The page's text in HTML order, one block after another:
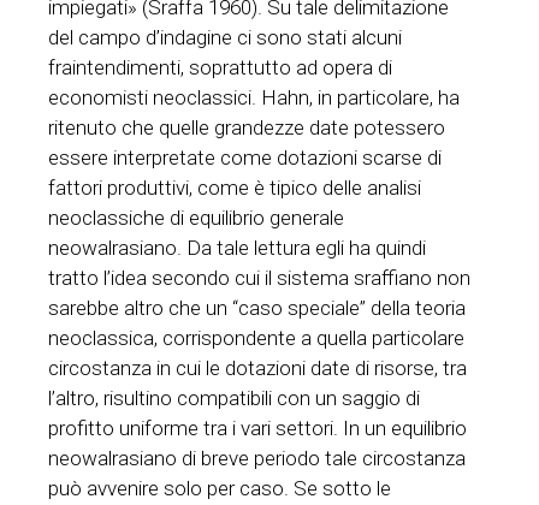
impiegati» (Sraffa 1960). Su tale delimitazione
del campo d’indagine ci sono stati alcuni
fraintendimenti, soprattutto ad opera di
economisti neoclassici. Hahn, in particolare, ha
ritenuto che quelle grandezze date potessero
essere interpretate come dotazioni scarse di
fattori produttivi, come è tipico delle analisi
neoclassiche di equilibrio generale
neowalrasiano. Da tale lettura egli ha quindi
tratto l’idea secondo cui il sistema sraffiano non
sarebbe altro che un “caso speciale” della teoria
neoclassica, corrispondente a quella particolare
circostanza in cui le dotazioni date di risorse, tra
l’altro, risultino compatibili con un saggio di
profitto uniforme tra i vari settori. In un equilibrio
neowalrasiano di breve periodo tale circostanza
può avvenire solo per caso. Se sotto le